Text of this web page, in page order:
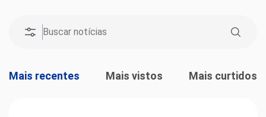
Mais recentes Mais vistos Mais curtidos